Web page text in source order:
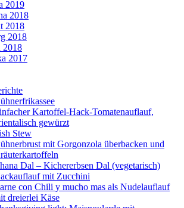
2019
2018
2018
2018
2018
2017
Kartoffel-Hack-Tomatenauflauf,
gewürzt
Stew
mit Gorgonzola überbacken und
Dal – Kichererbsen Dal (vegetarisch)
mit Zucchini
con Chili y mucho mas als Nudelauflauf
dreierlei Käse